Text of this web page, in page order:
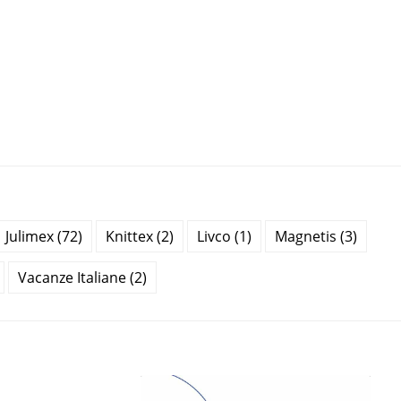
Julimex (72) Knittex (2) Livco (1) Magnetis (3)
Vacanze Italiane (2)